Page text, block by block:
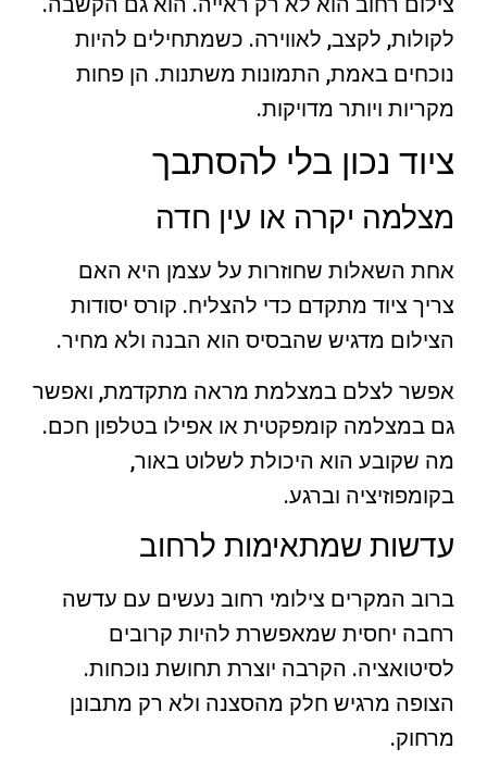
לקולות, לקצב, לאווירה. כשמתחילים להיות
נוכחים באמת, התמונות משתנות. הן פחות
מקריות ויותר מדויקות.
ציוד נכון בלי להסתבך
מצלמה יקרה או עין חדה
אחת השאלות שחוזרות על עצמן היא האם
צריך ציוד מתקדם כדי להצליח. קורס יסודות
הצילום מדגיש שהבסיס הוא הבנה ולא מחיר.
אפשר לצלם במצלמת מראה מתקדמת, ואפשר
גם במצלמה קומפקטית או אפילו בטלפון חכם.
מה שקובע הוא היכולת לשלוט באור,
בקומפוזיציה וברגע.
עדשות שמתאימות לרחוב
ברוב המקרים צילומי רחוב נעשים עם עדשה
רחבה יחסית שמאפשרת להיות קרובים
לסיטואציה. הקרבה יוצרת תחושת נוכחות.
הצופה מרגיש חלק מהסצנה ולא רק מתבונן
מרחוק.